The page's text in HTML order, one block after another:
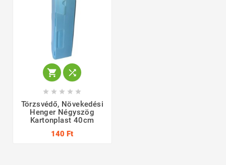
 
    
Törzsvédő, Növekedési
Henger Négyszög
Kartonplast 40cm
140 Ft